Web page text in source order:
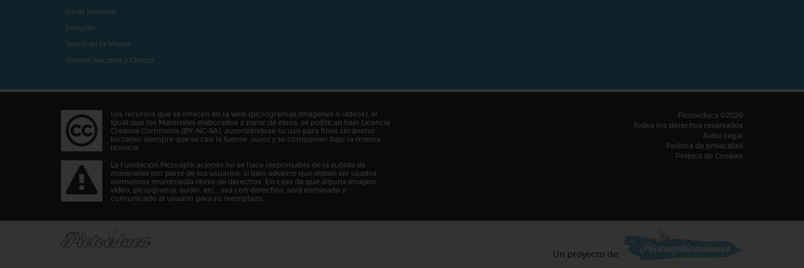
- Otras Materias
- Religión
- Teoría de la Mente
- Valores Sociales y Cívicos
Los recursos que se ofrecen en la web (pictogramas,imágenes o vídeos), al
igual que los Materiales elaborados a partir de éstos, se publican bajo Licencia
Creative Commons (BY-NC-SA), autorizándose su uso para fines sin ánimo
lucrativo siempre que se cite la fuente, autor y se compartan bajo la misma
licencia.
La Fundación Pictoaplicaciones no se hace responsable de la subida de
materiales por parte de los usuarios, si bien advierte que deben ser usados
elementos multimedia libres de derechos. En caso de que alguna imagen,
vídeo, pictograma, audio, etc… sea con derechos, será eliminado y
comunicado al usuario para su reemplazo.
Pictoeduca ©2026
Todos los derechos reservados
Aviso Legal
Política de privacidad
Política de Cookies
Un proyecto de